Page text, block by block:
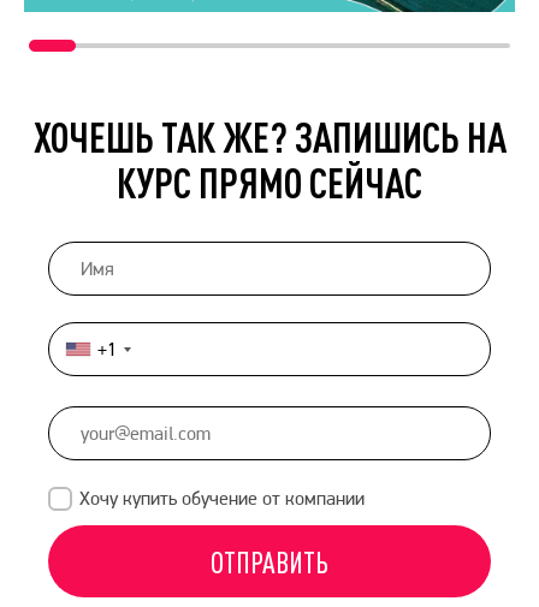
ХОЧЕШЬ ТАК ЖЕ? ЗАПИШИСЬ НА
КУРС ПРЯМО СЕЙЧАС
United
States
+1
+1
Хочу купить обучение от компании
ОТПРАВИТЬ